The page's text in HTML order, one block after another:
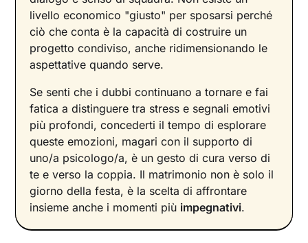
livello economico "giusto" per sposarsi perché
ciò che conta è la capacità di costruire un
progetto condiviso, anche ridimensionando le
aspettative quando serve.
Se senti che i dubbi continuano a tornare e fai
fatica a distinguere tra stress e segnali emotivi
più profondi, concederti il tempo di esplorare
queste emozioni, magari con il supporto di
uno/a psicologo/a, è un gesto di cura verso di
te e verso la coppia. Il matrimonio non è solo il
giorno della festa, è la scelta di affrontare
insieme anche i momenti più impegnativi.